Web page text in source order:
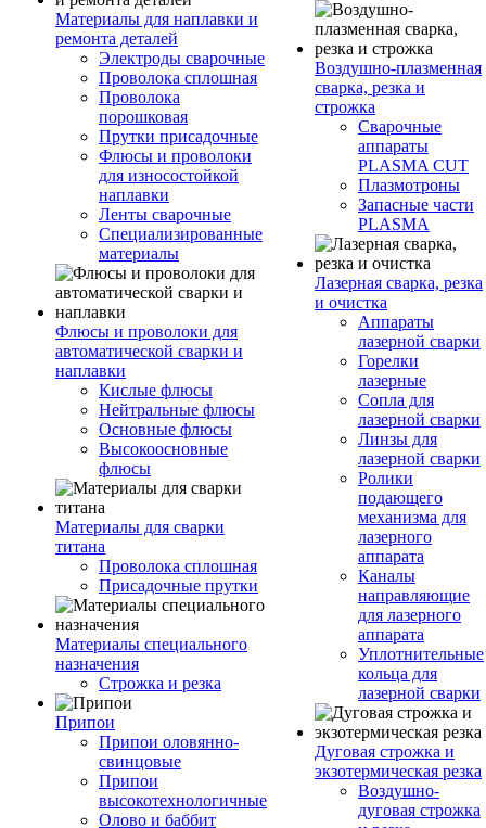
Материалы для наплавки и
ремонта деталей
Электроды сварочные
Проволока сплошная
Проволока
порошковая
Прутки присадочные
Флюсы и проволоки
для износостойкой
наплавки
Ленты сварочные
Специализированные
материалы
Флюсы и проволоки для
автоматической сварки и
наплавки
Кислые флюсы
Нейтральные флюсы
Основные флюсы
Высокоосновные
флюсы
Материалы для сварки
титана
Проволока сплошная
Присадочные прутки
Материалы специального
назначения
Строжка и резка
Припои
Припои оловянно-
свинцовые
Припои
высокотехнологичные
Олово и баббит
Воздушно-плазменная
сварка, резка и
строжка
Сварочные
аппараты
PLASMA CUT
Плазмотроны
Запасные части
PLASMA
Лазерная сварка, резка
и очистка
Аппараты
лазерной сварки
Горелки
лазерные
Сопла для
лазерной сварки
Линзы для
лазерной сварки
Ролики
подающего
механизма для
лазерного
аппарата
Каналы
направляющие
для лазерного
аппарата
Уплотнительные
кольца для
лазерной сварки
Дуговая строжка и
экзотермическая резка
Воздушно-
дуговая строжка